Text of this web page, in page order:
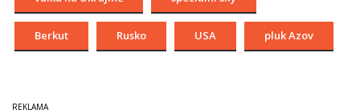
Berkut Rusko USA pluk Azov